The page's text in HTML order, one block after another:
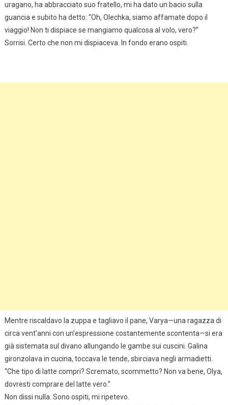
uragano, ha abbracciato suo fratello, mi ha dato un bacio sulla
guancia e subito ha detto: “Oh, Olechka, siamo affamate dopo il
viaggio! Non ti dispiace se mangiamo qualcosa al volo, vero?”
Sorrisi. Certo che non mi dispiaceva. In fondo erano ospiti.
Mentre riscaldavo la zuppa e tagliavo il pane, Varya—una ragazza di
circa vent’anni con un’espressione costantemente scontenta—si era
già sistemata sul divano allungando le gambe sui cuscini. Galina
gironzolava in cucina, toccava le tende, sbirciava negli armadietti.
“Che tipo di latte compri? Scremato, scommetto? Non va bene, Olya,
dovresti comprare del latte vero.”
Non dissi nulla. Sono ospiti, mi ripetevo.